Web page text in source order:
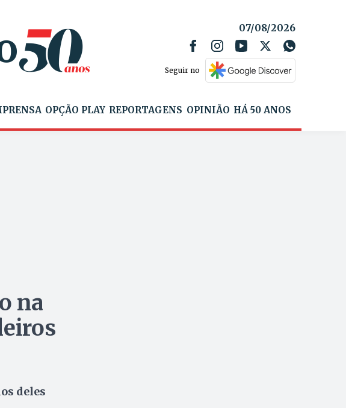
07/08/2026
Seguir no
OPÇÃO PLAY REPORTAGENS OPINIÃO HÁ 50 ANOS
na
deles